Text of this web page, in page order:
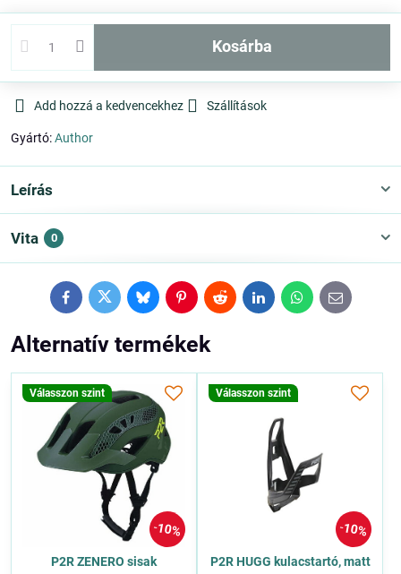
kosárba
Add hozzá a kedvencekhez Szállítások
Gyártó:Author
Leírás
Vita 0
FacebookTwitterBlueskyPinterestRedditLinkedInWhatsApp
E-
mail
Alternatív termékek
10%
Válasszon szint
P2R ZENERO sisak
10%
Válasszon szint
P2R HUGG kulacstartó, matt